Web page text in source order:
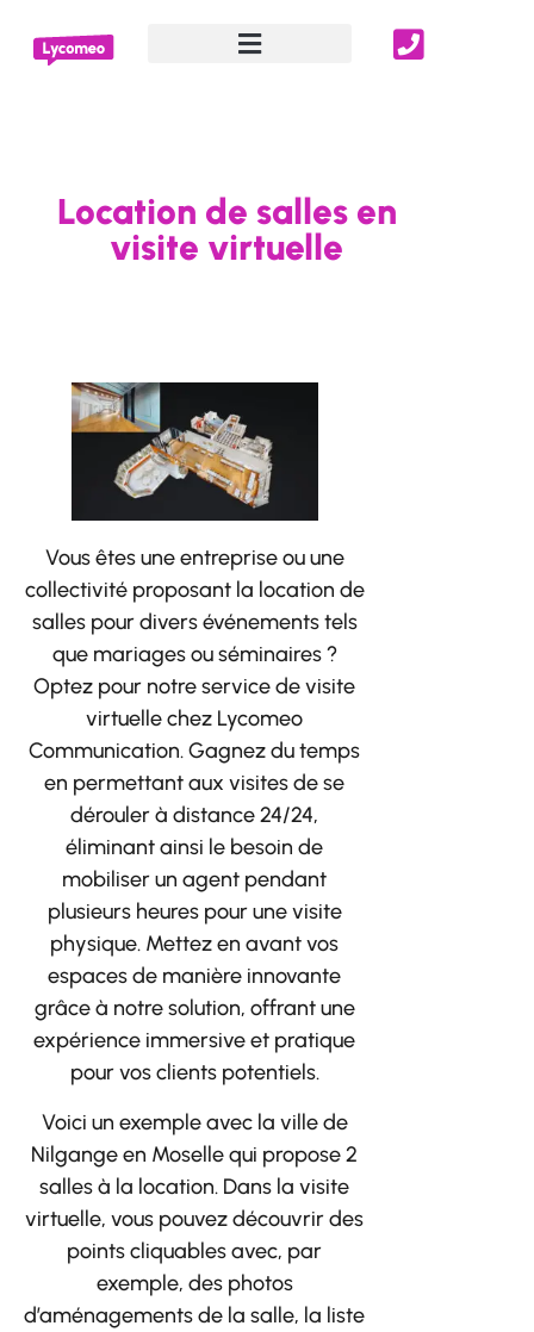
Location de salles en
visite virtuelle
Vous êtes une entreprise ou une
collectivité proposant la location de
salles pour divers événements tels
que mariages ou séminaires ?
Optez pour notre service de visite
virtuelle chez Lycomeo
Communication. Gagnez du temps
en permettant aux visites de se
dérouler à distance 24/24,
éliminant ainsi le besoin de
mobiliser un agent pendant
plusieurs heures pour une visite
physique. Mettez en avant vos
espaces de manière innovante
grâce à notre solution, offrant une
expérience immersive et pratique
pour vos clients potentiels.
Voici un exemple avec la ville de
Nilgange en Moselle qui propose 2
salles à la location. Dans la visite
virtuelle, vous pouvez découvrir des
points cliquables avec, par
exemple, des photos
d’aménagements de la salle, la liste